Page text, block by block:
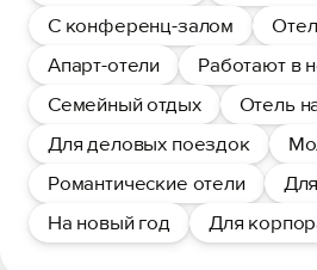
С конференц-залом
Апарт-отели
Работают в
Семейный отдых
Отель
Для деловых поездок
Романтические отели
На новый год
Для